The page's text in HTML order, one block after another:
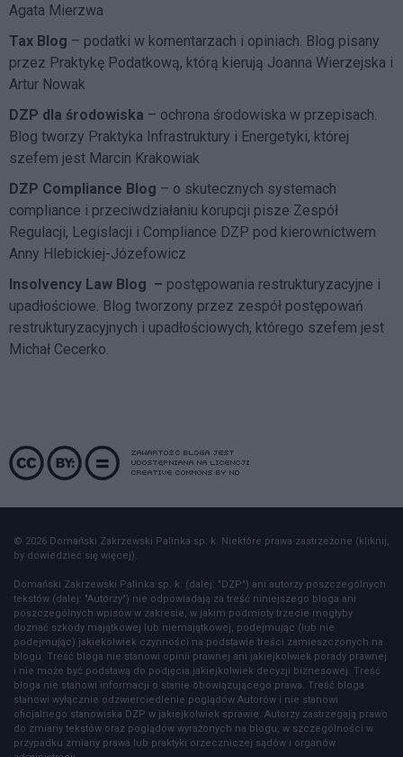
Agata Mierzwa
Tax Blog – podatki w komentarzach i opiniach. Blog pisany
przez Praktykę Podatkową, którą kierują Joanna Wierzejska i
Artur Nowak
DZP dla środowiska – ochrona środowiska w przepisach.
Blog tworzy Praktyka Infrastruktury i Energetyki, której
szefem jest Marcin Krakowiak
DZP Compliance Blog – o skutecznych systemach
compliance i przeciwdziałaniu korupcji pisze Zespół
Regulacji, Legislacji i Compliance DZP pod kierownictwem
Anny Hlebickiej-Józefowicz
Insolvency Law Blog – postępowania restrukturyzacyjne i
upadłościowe. Blog tworzony przez zespół postępowań
restrukturyzacyjnych i upadłościowych, którego szefem jest
Michał Cecerko.
© 2026 Domański Zakrzewski Palinka sp. k. Niektóre prawa zastrzeżone (kliknij,
by dowiedzieć się więcej).
Domański Zakrzewski Palinka sp. k. (dalej: "DZP") ani autorzy poszczególnych
tekstów (dalej: "Autorzy") nie odpowiadają za treść niniejszego bloga ani
poszczególnych wpisów w zakresie, w jakim podmioty trzecie mogłyby
doznać szkody majątkowej lub niemajątkowej, podejmując (lub nie
podejmując) jakiekolwiek czynności na podstawie treści zamieszczonych na
blogu. Treść bloga nie stanowi opinii prawnej ani jakiejkolwiek porady prawnej
i nie może być podstawą do podjęcia jakiejkolwiek decyzji biznesowej. Treść
bloga nie stanowi informacji o stanie obowiązującego prawa. Treść bloga
stanowi wyłącznie odzwierciedlenie poglądów Autorów i nie stanowi
oficjalnego stanowiska DZP w jakiejkolwiek sprawie. Autorzy zastrzegają prawo
do zmiany tekstów oraz poglądów wyrażonych na blogu, w szczególności w
przypadku zmiany prawa lub praktyki orzeczniczej sądów i organów